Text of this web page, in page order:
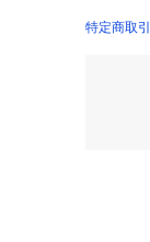
特定商取